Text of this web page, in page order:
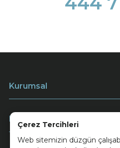
Çerez Tercihleri
Web sitemizin düzgün
Kurumsal
Müşteri Hizmetleri